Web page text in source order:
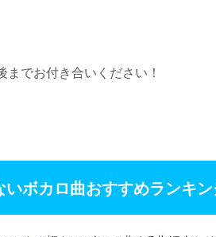
までお付き合いください！
いボカロ曲おすすめランキ